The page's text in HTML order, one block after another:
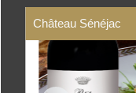
Château Sénéjac